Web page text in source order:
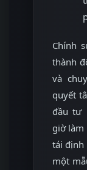
Chính
thành
và
quyết
đầu tư
giờ làm
tái định
một